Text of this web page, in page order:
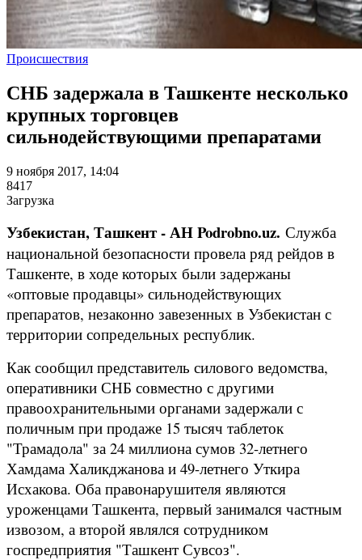
Происшествия
СНБ задержала в Ташкенте несколько
крупных торговцев
сильнодействующими препаратами
9 ноября 2017, 14:04
8417
Загрузка
Узбекистан, Ташкент - АН Podrobno.uz. Служба
национальной безопасности провела ряд рейдов в
Ташкенте, в ходе которых были задержаны
«оптовые продавцы» сильнодействующих
препаратов, незаконно завезенных в Узбекистан с
территории сопредельных республик.
Как сообщил представитель силового ведомства,
оперативники СНБ совместно с другими
правоохранительными органами задержали с
поличным при продаже 15 тысяч таблеток
"Трамадола" за 24 миллиона сумов 32-летнего
Хамдама Халикджанова и 49-летнего Уткира
Исхакова. Оба правонарушителя являются
уроженцами Ташкента, первый занимался частным
извозом, а второй являлся сотрудником
госпредприятия "Ташкент Сувсоз".